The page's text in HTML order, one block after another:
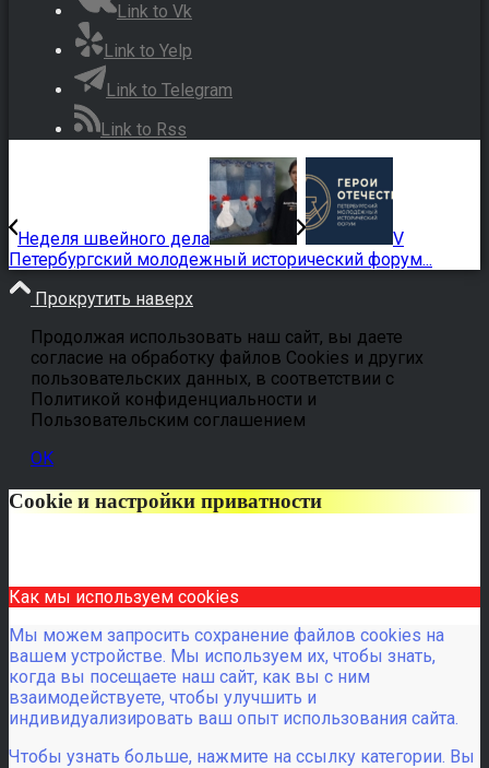
Link to Vk
Link to Yelp
Link to Telegram
Link to Rss
Неделя швейного дела
V
Петербургский молодежный исторический форум...
Прокрутить наверх
Продолжая использовать наш сайт, вы даете
согласие на обработку файлов Cookies и других
пользовательских данных, в соответствии с
Политикой конфиденциальности и
Пользовательским соглашением
OK
Cookie и настройки приватности
Как мы используем cookies
Мы можем запросить сохранение файлов cookies на
вашем устройстве. Мы используем их, чтобы знать,
когда вы посещаете наш сайт, как вы с ним
взаимодействуете, чтобы улучшить и
индивидуализировать ваш опыт использования сайта.
Чтобы узнать больше, нажмите на ссылку категории. Вы